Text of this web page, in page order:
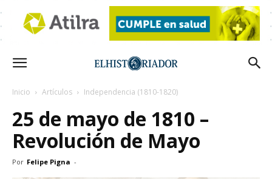
Inicio Artículos Independencia (1810-1820)
25 de mayo de 1810 –
Revolución de Mayo
Por Felipe Pigna -